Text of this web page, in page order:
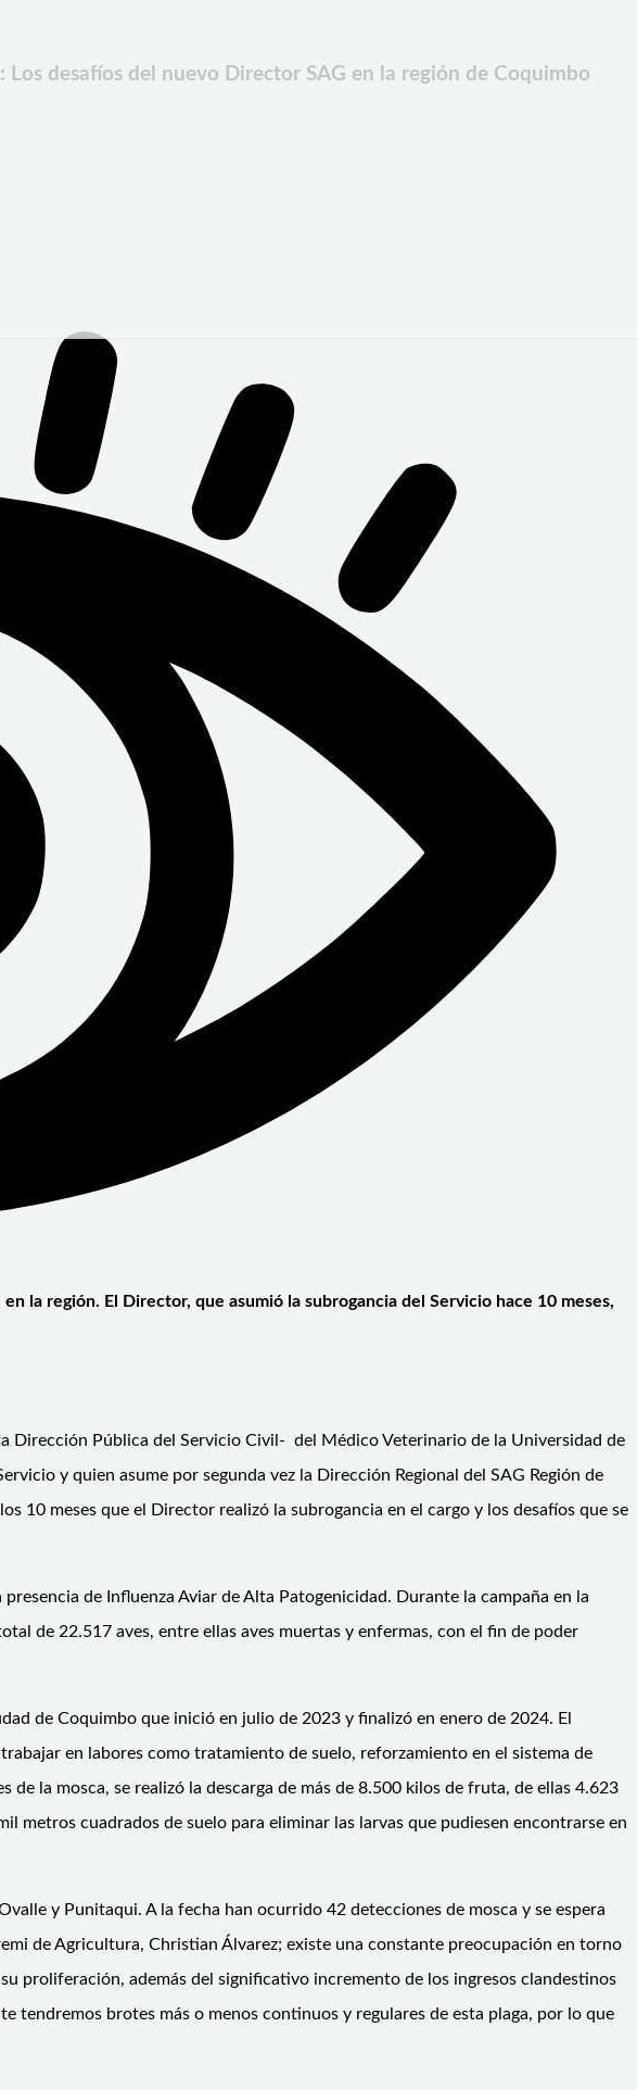
desafíos del nuevo Director SAG en la región de Coquimbo
la región. El Director, que asumió la subrogancia del Servicio hace 10 meses,
Dirección Pública del Servicio Civil- del Médico Veterinario de la Universidad de
y quien asume por segunda vez la Dirección Regional del SAG Región de
10 meses que el Director realizó la subrogancia en el cargo y los desafíos que se
de Influenza Aviar de Alta Patogenicidad. Durante la campaña en la
de 22.517 aves, entre ellas aves muertas y enfermas, con el fin de poder
de Coquimbo que inició en julio de 2023 y finalizó en enero de 2024. El
en labores como tratamiento de suelo, reforzamiento en el sistema de
la mosca, se realizó la descarga de más de 8.500 kilos de fruta, de ellas 4.623
metros cuadrados de suelo para eliminar las larvas que pudiesen encontrarse en
y Punitaqui. A la fecha han ocurrido 42 detecciones de mosca y se espera
de Agricultura, Christian Álvarez; existe una constante preocupación en torno
proliferación, además del significativo incremento de los ingresos clandestinos
tendremos brotes más o menos continuos y regulares de esta plaga, por lo que